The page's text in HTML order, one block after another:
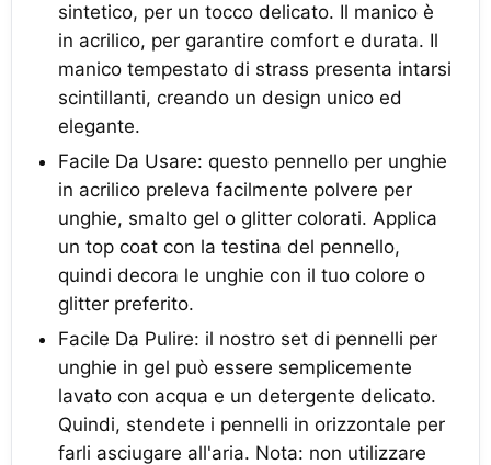
sintetico, per un tocco delicato. Il manico è
in acrilico, per garantire comfort e durata. Il
manico tempestato di strass presenta intarsi
scintillanti, creando un design unico ed
elegante.
Facile Da Usare: questo pennello per unghie
in acrilico preleva facilmente polvere per
unghie, smalto gel o glitter colorati. Applica
un top coat con la testina del pennello,
quindi decora le unghie con il tuo colore o
glitter preferito.
Facile Da Pulire: il nostro set di pennelli per
unghie in gel può essere semplicemente
lavato con acqua e un detergente delicato.
Quindi, stendete i pennelli in orizzontale per
farli asciugare all'aria. Nota: non utilizzare